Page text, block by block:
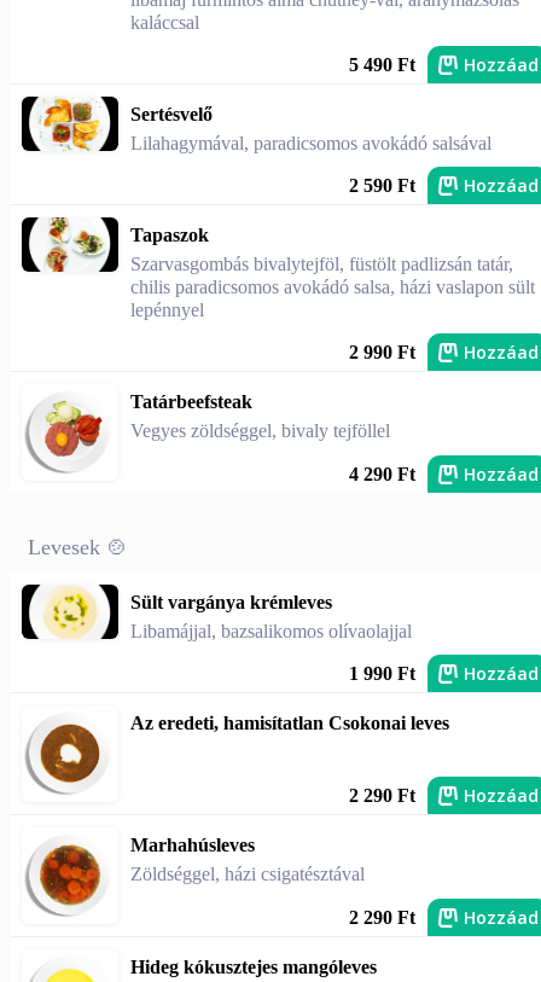
kaláccsal
5 490 Ft Hozzáad
Sertésvelő
Lilahagymával, paradicsomos avokádó salsával
2 590 Ft Hozzáad
Tapaszok
Szarvasgombás bivalytejföl, füstölt padlizsán tatár,
chilis paradicsomos avokádó salsa, házi vaslapon sült
lepénnyel
2 990 Ft Hozzáad
Tatárbeefsteak
Vegyes zöldséggel, bivaly tejföllel
4 290 Ft Hozzáad
Levesek 🍲
Sült vargánya krémleves
Libamájjal, bazsalikomos olívaolajjal
1 990 Ft Hozzáad
Az eredeti, hamisítatlan Csokonai leves
2 290 Ft Hozzáad
Marhahúsleves
Zöldséggel, házi csigatésztával
2 290 Ft Hozzáad
Hideg kókusztejes mangóleves